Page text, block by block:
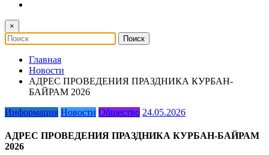
×
Главная
Новости
АДРЕС ПРОВЕДЕНИЯ ПРАЗДНИКА КУРБАН-
БАЙРАМ 2026
Информация Новости Общество 24.05.2026
АДРЕС ПРОВЕДЕНИЯ ПРАЗДНИКА КУРБАН-БАЙРАМ
2026